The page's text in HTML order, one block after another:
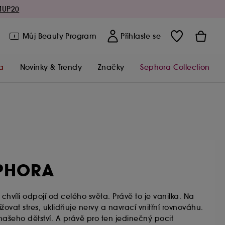
Můj Beauty Program Přihlaste se
Novinky & Trendy Značky Sephora Collection
odpojí od celého světa. Právě to je vanilka. Na
stres, uklidňuje nervy a navrací vnitřní rovnováhu.
dětství. A právě pro ten jedinečný pocit